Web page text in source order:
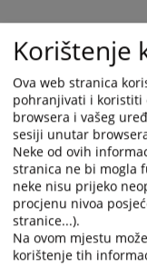
Korištenje
Ova web stranica
pohranjivati i koristiti
browsera i vašeg
sesiji unutar
Neke od ovih
stranica ne bi mogla
neke nisu prijeko
procjenu nivoa
stranice...).
Na ovom mjestu
korištenje tih